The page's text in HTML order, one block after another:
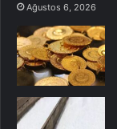
Ağustos 6, 2026